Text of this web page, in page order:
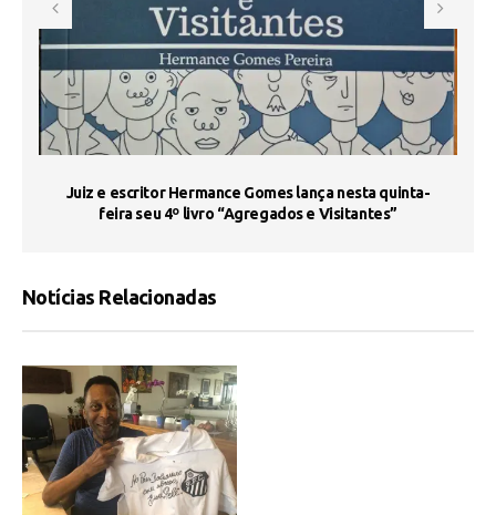
Juiz e escritor Hermance Gomes lança nesta quinta-
feira seu 4º livro “Agregados e Visitantes”
Notícias Relacionadas